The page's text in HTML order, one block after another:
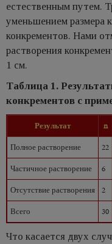
естественным путем.
уменьшением размера
конкрементов. Нами
растворения
1 см.
Таблица 1.
конкрементов с
Результат n
Полное растворение
22
Частичное растворение
6
Отсутствие растворения
2
Всего
30
Что касается двух